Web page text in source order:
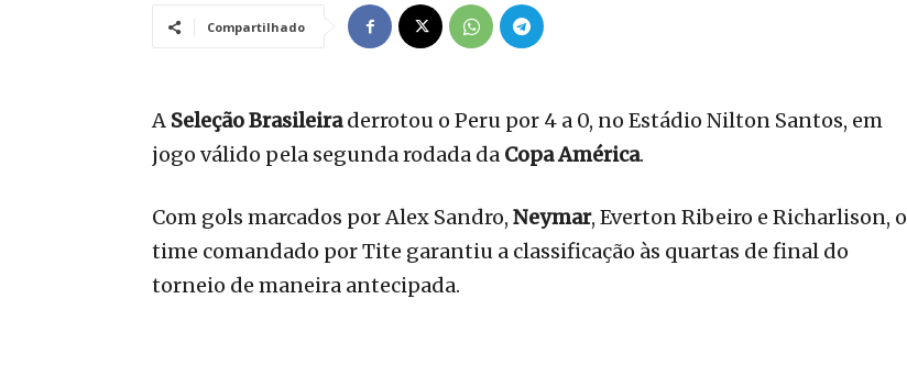
Compartilhado
A Seleção Brasileiraderrotou o Peru por 4 a 0, no Estádio Nilton Santos, em
jogo válido pela segunda rodada da Copa América.
Com gols marcados por Alex Sandro, Neymar, Everton Ribeiro e Richarlison, o
time comandado por Tite garantiu a classificação às quartas de final do
torneio de maneira antecipada.